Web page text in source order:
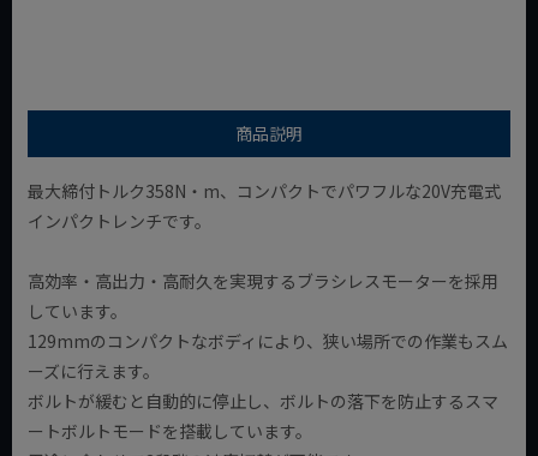
商品説明
最大締付トルク358N・m、コンパクトでパワフルな20V充電式
インパクトレンチです。
高効率・高出力・高耐久を実現するブラシレスモーターを採用
しています。
129mmのコンパクトなボディにより、狭い場所での作業もスム
ーズに行えます。
ボルトが緩むと自動的に停止し、ボルトの落下を防止するスマ
ートボルトモードを搭載しています。